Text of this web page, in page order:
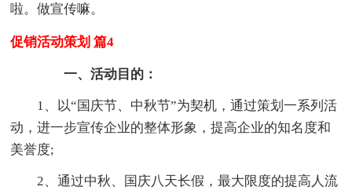
啦。做宣传嘛。
促销活动策划 篇4
一、活动目的：
1、以“国庆节、中秋节”为契机，通过策划一系列活
动，进一步宣传企业的整体形象，提高企业的知名度和
美誉度;
2、通过中秋、国庆八天长假，最大限度的提高人流